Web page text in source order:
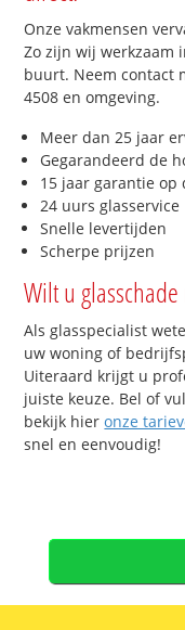
Onze vakmensen
Zo zijn wij werkzaam
buurt. Neem contact
4508 en omgeving.
Meer dan 25 jaar
Gegarandeerd de
15 jaar garantie
24 uurs glasservice
Snelle levertijden
Scherpe prijzen
Wilt u
Als glasspecialist
uw woning of
Uiteraard krijgt u
juiste keuze. Bel of
bekijk hieronze
snel en eenvoudig!